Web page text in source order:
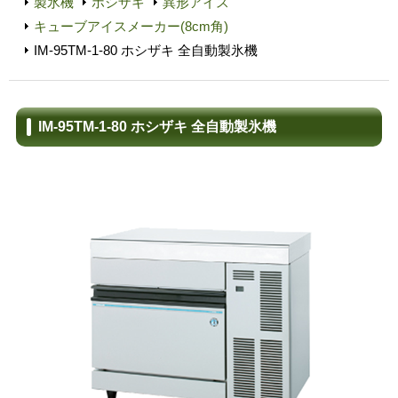
キューブアイスメーカー(8cm角)
IM-95TM-1-80 ホシザキ 全自動製氷機
IM-95TM-1-80 ホシザキ 全自動製氷機